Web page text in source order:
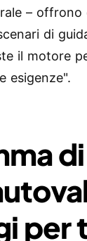
–
di
il motore
esigenze".
per